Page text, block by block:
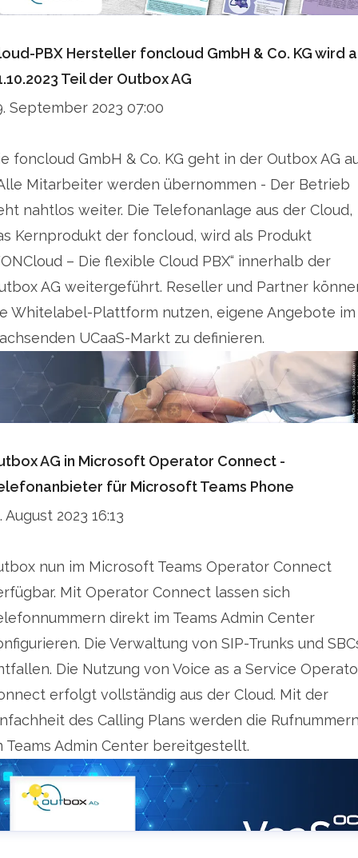
PBX Hersteller foncloud GmbH & Co. KG wird
Teil der Outbox AG
September 2023 07:00
foncloud GmbH & Co. KG geht in der Outbox AG
Mitarbeiter werden übernommen - Der Betrieb
nahtlos weiter. Die Telefonanlage aus der Cloud,
Kernprodukt der foncloud, wird als Produkt
– Die flexible Cloud PBX“ innerhalb der
AG weitergeführt. Reseller und Partner
Whitelabel-Plattform nutzen, eigene Angebote im
UCaaS-Markt zu definieren.
AG in Microsoft Operator Connect -
für Microsoft Teams Phone
August 2023 16:13
nun im Microsoft Teams Operator Connect
Mit Operator Connect lassen sich
direkt im Teams Admin Center
Die Verwaltung von SIP-Trunks und
Die Nutzung von Voice as a Service
erfolgt vollständig aus der Cloud. Mit der
des Calling Plans werden die
Teams Admin Center bereitgestellt.